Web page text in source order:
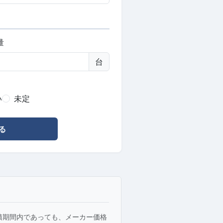
台
未定
間内であっても、メーカー価格